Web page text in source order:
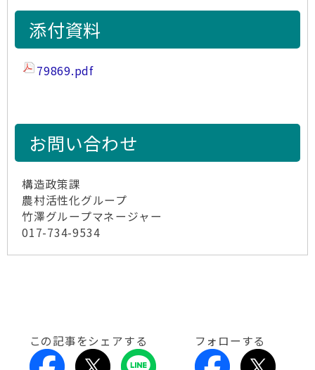
添付資料
79869.pdf
お問い合わせ
構造政策課
農村活性化グループ
竹澤グループマネージャー
017-734-9534
この記事をシェアする フォローする